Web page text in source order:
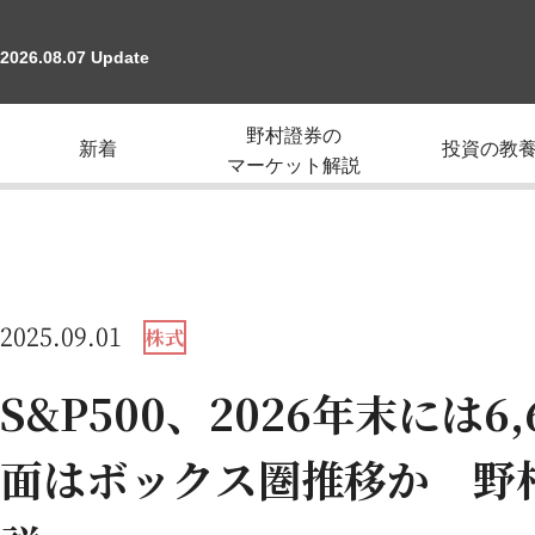
2026.08.07 Update
新着
野村證券の
マーケット解説
投資の教
2025.09.01 株式
S&P500、2026年末には
面はボックス圏推移か 野